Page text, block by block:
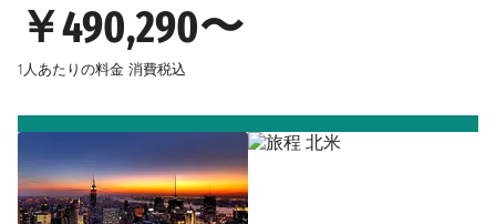
￥490,290〜
1人あたりの料金 消費税込